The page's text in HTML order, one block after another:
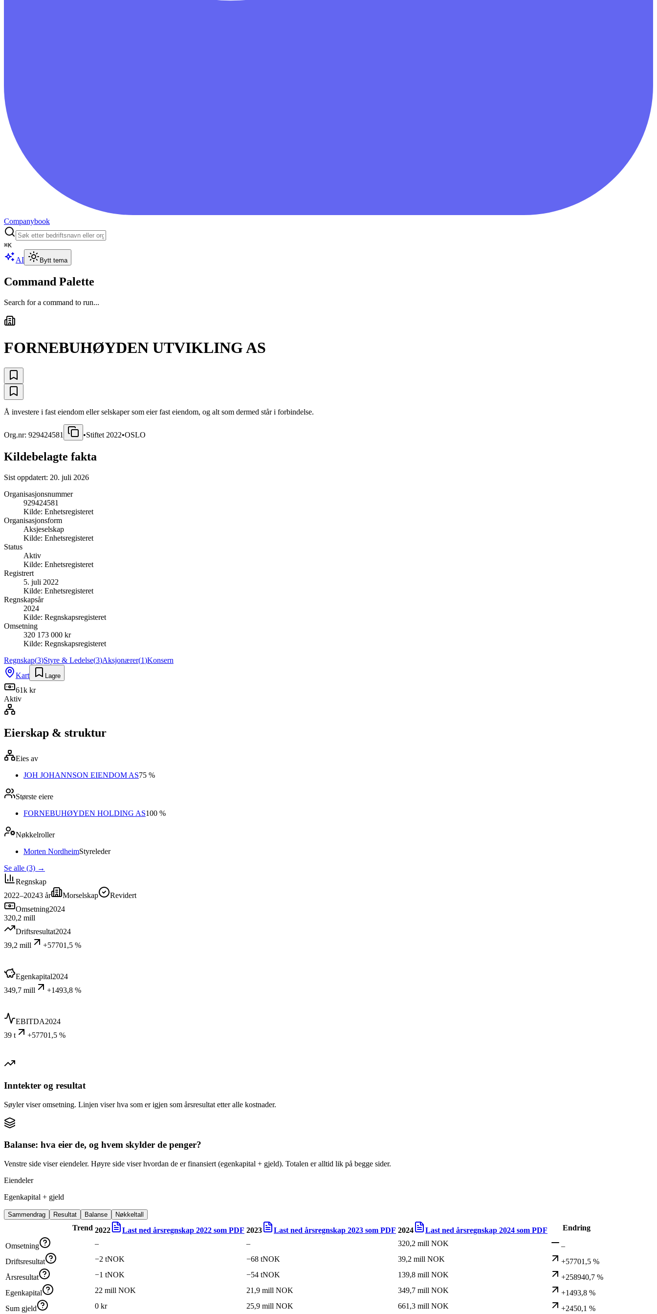
Companybook
⌘K
AI Bytt tema
Command Palette
Search for a command to run...
FORNEBUHØYDEN UTVIKLING AS
Å investere i fast eiendom eller selskaper som eier fast eiendom, og alt som dermed står i forbindelse.
Org.nr: 929424581 •Stiftet 2022•OSLO
Kildebelagte fakta
Sist oppdatert: 20. juli 2026
Organisasjonsnummer
929424581
Kilde: Enhetsregisteret
Organisasjonsform
Aksjeselskap
Kilde: Enhetsregisteret
Status
Aktiv
Kilde: Enhetsregisteret
Registrert
5. juli 2022
Kilde: Enhetsregisteret
Regnskapsår
2024
Kilde: Regnskapsregisteret
Omsetning
320 173 000 kr
Kilde: Regnskapsregisteret
Regnskap(3)Styre & Ledelse(3)Aksjonærer(1)Konsern
Kart
Lagre
61k kr
Aktiv
Eierskap & struktur
Eies av
JOH JOHANNSON EIENDOM AS75 %
Største eiere
FORNEBUHØYDEN HOLDING AS100 %
Nøkkelroller
Morten NordheimStyreleder
Se alle (3) →
Regnskap
2022–20243 år Morselskap
Revidert
Omsetning2024
320,2 mill
Driftsresultat2024
39,2 mill
+57701,5 %
Egenkapital2024
349,7 mill
+1493,8 %
EBITDA2024
39 t
+57701,5 %
Inntekter og resultat
Søyler viser omsetning. Linjen viser hva som er igjen som årsresultat etter alle kostnader.
Balanse: hva eier de, og hvem skylder de penger?
Venstre side viser eiendeler. Høyre side viser hvordan de er finansiert (egenkapital + gjeld). Totalen er alltid lik på begge sider.
Eiendeler
Egenkapital + gjeld
Sammendrag Resultat Balanse Nøkkeltall
Trend 2022 Last ned årsregnskap 2022 som PDF 2023 Last ned årsregnskap 2023 som PDF 2024 Last ned årsregnskap 2024 som PDF Endring
Omsetning – – 320,2 mill NOK
–
Driftsresultat
−2 tNOK −68 tNOK 39,2 mill NOK
+57701,5 %
Årsresultat
−1 tNOK −54 tNOK 139,8 mill NOK
+258940,7 %
Egenkapital
22 mill NOK 21,9 mill NOK 349,7 mill NOK
+1493,8 %
Sum gjeld
0 kr 25,9 mill NOK 661,3 mill NOK +2450,1 %